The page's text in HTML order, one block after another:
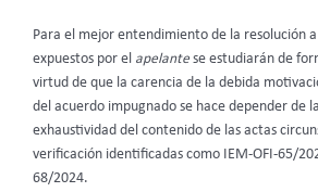
Para el mejor entendimiento de la resolución
expuestos por el apelantese estudiarán de
virtud de que la carencia de la debida
del acuerdo impugnado se hace depender de
exhaustividad del contenido de las actas
verificación identificadas como IEM-OFI-65/
68/2024.